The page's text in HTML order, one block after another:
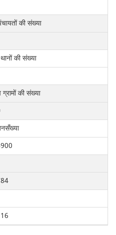
की संख्या
की संख्या
ग्रामों की संख्या